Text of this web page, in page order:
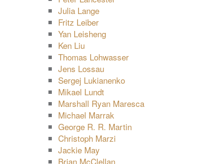
Julia Lange
Fritz Leiber
Yan Leisheng
Ken Liu
Thomas Lohwasser
Jens Lossau
Sergej Lukianenko
Mikael Lundt
Marshall Ryan Maresca
Michael Marrak
George R. R. Martin
Christoph Marzi
Jackie May
Brian McClellan